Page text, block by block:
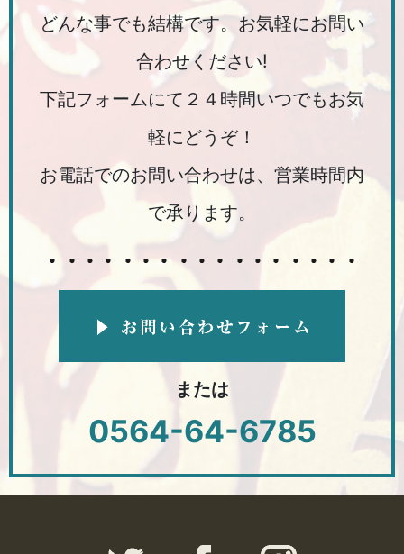
どんな事でも結構です。お気軽にお問い
合わせください!
下記フォームにて２４時間いつでもお気
軽にどうぞ！
お電話でのお問い合わせは、営業時間内
で承ります。
または
0564-64-6785